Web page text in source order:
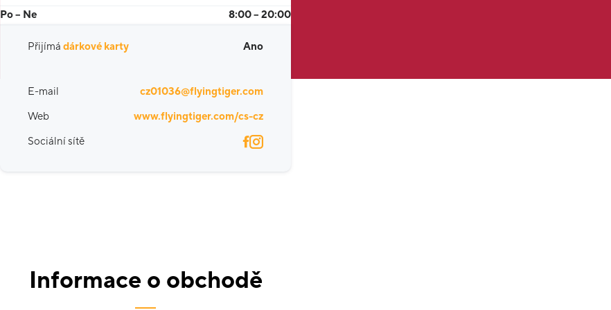
Po – Ne
8:00 – 20:00
Přijímá dárkové karty Ano
E-mail
cz01036@flyingtiger.com
Web
www.flyingtiger.com/cs-cz
Sociální sítě
Informace o obchodě